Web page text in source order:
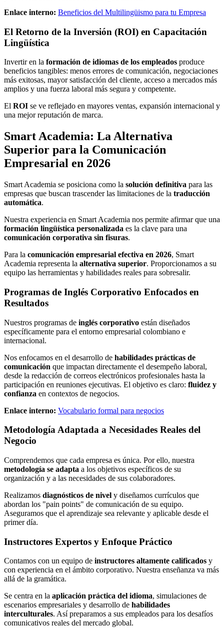
Enlace interno: Beneficios del Multilingüismo para tu Empresa
El Retorno de la Inversión (ROI) en Capacitación
Lingüística
Invertir en la formación de idiomas de los empleados produce
beneficios tangibles: menos errores de comunicación, negociaciones
más exitosas, mayor satisfacción del cliente, acceso a mercados más
amplios y una fuerza laboral más segura y competente.
El ROI se ve reflejado en mayores ventas, expansión internacional y
una mejor reputación de marca.
Smart Academia: La Alternativa
Superior para la Comunicación
Empresarial en 2026
Smart Academia se posiciona como la solución definitiva para las
empresas que buscan trascender las limitaciones de la traducción
automática.
Nuestra experiencia en Smart Academia nos permite afirmar que una
formación lingüística personalizada es la clave para una
comunicación corporativa sin fisuras.
Para la comunicación empresarial efectiva en 2026, Smart
Academia representa la alternativa superior. Proporcionamos a su
equipo las herramientas y habilidades reales para sobresalir.
Programas de Inglés Corporativo Enfocados en
Resultados
Nuestros programas de inglés corporativo están diseñados
específicamente para el entorno empresarial colombiano e
internacional.
Nos enfocamos en el desarrollo de habilidades prácticas de
comunicación que impactan directamente el desempeño laboral,
desde la redacción de correos electrónicos profesionales hasta la
participación en reuniones ejecutivas. El objetivo es claro: fluidez y
confianza en contextos de negocios.
Enlace interno: Vocabulario formal para negocios
Metodología Adaptada a Necesidades Reales del
Negocio
Comprendemos que cada empresa es única. Por ello, nuestra
metodología se adapta a los objetivos específicos de su
organización y a las necesidades de sus colaboradores.
Realizamos diagnósticos de nivel y diseñamos currículos que
abordan los "pain points" de comunicación de su equipo.
Aseguramos que el aprendizaje sea relevante y aplicable desde el
primer día.
Instructores Expertos y Enfoque Práctico
Contamos con un equipo de instructores altamente calificados y
con experiencia en el ámbito corporativo. Nuestra enseñanza va más
allá de la gramática.
Se centra en la aplicación práctica del idioma, simulaciones de
escenarios empresariales y desarrollo de habilidades
interculturales. Así preparamos a sus empleados para los desafíos
comunicativos reales del mercado global.